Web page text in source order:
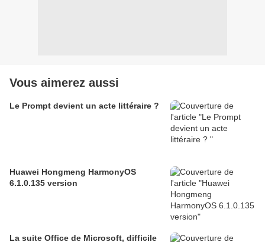
Vous aimerez aussi
Le Prompt devient un acte littéraire ?
Huawei Hongmeng HarmonyOS
6.1.0.135 version
La suite Office de Microsoft, difficile